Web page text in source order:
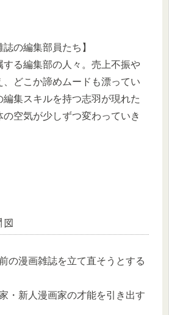
誌の編集部員たち】
する編集部の人々。売上不振や
どこか諦めムードも漂ってい
編集スキルを持つ志羽が現れた
の空気が少しずつ変わっていき
の漫画雑誌を立て直そうとする
・新人漫画家の才能を引き出す